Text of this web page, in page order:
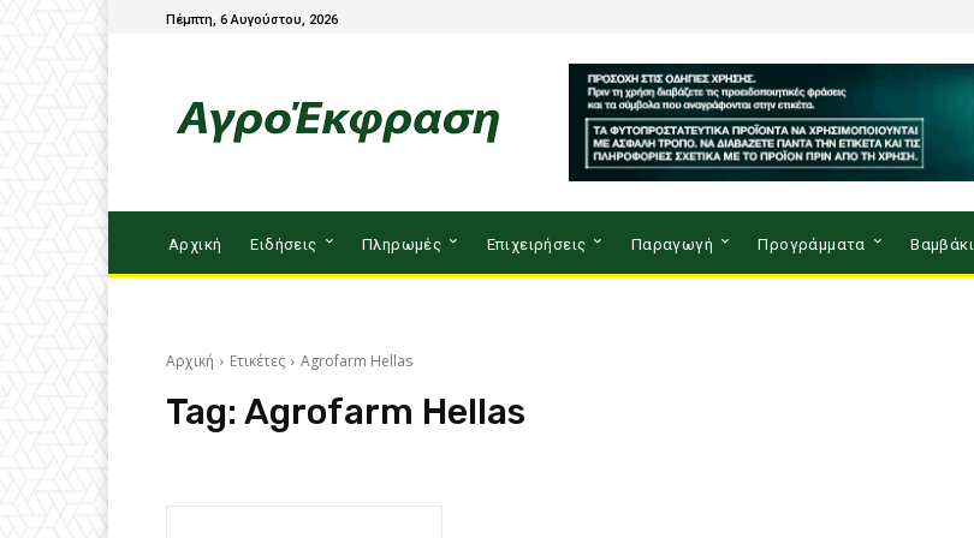
Πέμπτη, 6 Αυγούστου, 2026
Αρχική Ειδήσεις Πληρωμές Επιχειρήσεις Παραγωγή Προγράμματα Βαμβάκι
Αρχική Ετικέτες Agrofarm Hellas
Tag: Agrofarm Hellas